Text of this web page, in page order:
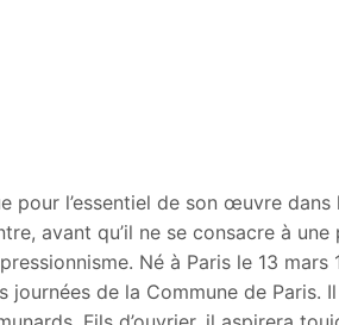
pour l’essentiel de son œuvre
avant qu’il ne se consacre à
Né à Paris le 13
journées de la Commune de Paris.